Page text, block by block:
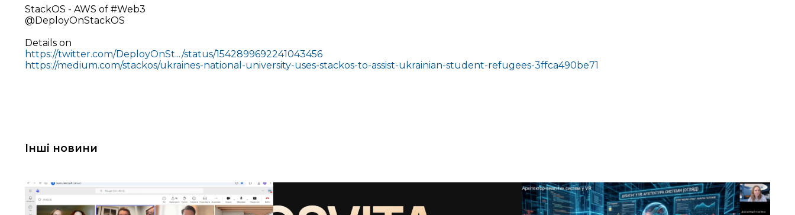
StackOS - AWS of #Web3
@DeployOnStackOS
Details on
https://twitter.com/DeployOnSt.../status/1542899692241043456
https://medium.com/stackos/ukraines-national-university-uses-stackos-to-assist-ukrainian-student-refugees-3ffca490be71
Інші новини